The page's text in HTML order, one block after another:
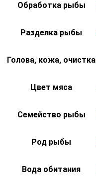
Обработка рыбы
Разделка рыбы
Голова, кожа, очистка
Цвет мяса
Семейство рыбы
Род рыбы
Вода обитания